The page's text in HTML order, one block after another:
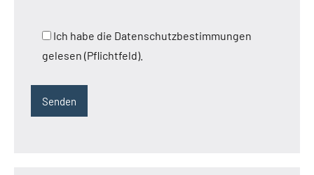
Ich habe die Datenschutzbestimmungen
gelesen (Pflichtfeld).